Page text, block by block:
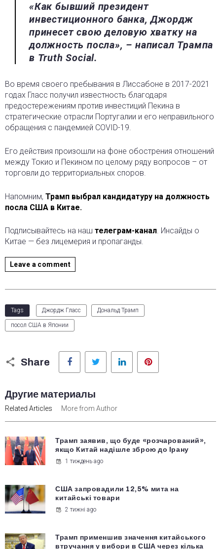
«Как бывший президент
инвестиционного банка, Джордж
принесет свою деловую хватку на
должность посла», – написал Трампа
в Truth Social.
Во время своего пребывания в Лиссабоне в 2017-2021
годах Гласс получил известность благодаря
предостережениям против инвестиций Пекина в
стратегические отрасли Португалии и его неправильного
обращения с пандемией COVID-19.
Его действия произошли на фоне обострения отношений
между Токио и Пекином по целому ряду вопросов – от
торговли до территориальных споров.
Напомним, Трамп выбрал кандидатуру на должность
посла США в Китае.
Подписывайтесь на наш телеграм-канал. Инсайды о
Китае — без лицемерия и пропаганды.
Leave a comment
Tags Джордж Гласс Дональд Трамп
посол США в Японии
Share
Facebook Twitter LinkedIn
Другие материалы
Related Articles More from Author
Трамп заявив, що буде «розчарований»,
якщо Китай надішле зброю до Ірану
1 тиждень ago
США запровадили 12,5% мита на
китайські товари
2 тижні ago
Трамп применшив значення китайського
втручання у вибори в США через кілька